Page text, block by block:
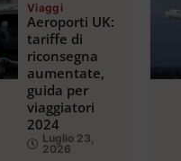
Viaggi
Aeroporti UK:
tariffe di
riconsegna
aumentate,
guida per
viaggiatori
2024
Luglio 23,
2026